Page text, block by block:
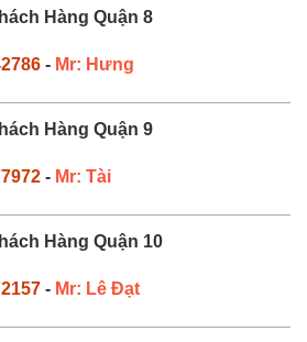
Hàng Quận 8
- Mr: Hưng
Hàng Quận 9
- Mr: Tài
Hàng Quận 10
- Mr: Lê Đạt